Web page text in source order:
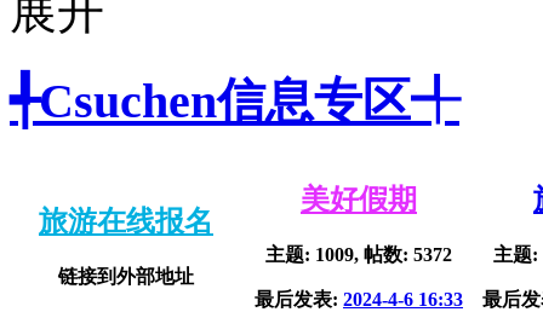
╃Csuchen信息专区╃
旅游在线报名
链接到外部地址
美好假期
主题: 1009, 帖数: 5372
最后发表: 2024-4-6 16:33
主题:
最后